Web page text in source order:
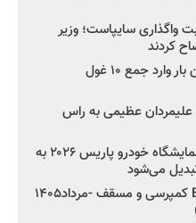
واگذاری سایپاست؛ وزیر
کردند
۳ خودروساز چینی برای نخستین بار وارد جمع ۱۰ غول
علیمردان عظیمی به راس
چینی‌ها به قلب اروپا رسیدند؛ نمایشگاه خودرو پاریس ۲۰۲۶ به
می‌شود
شروع فروش اقساطی زامیاد EX کمپرسی و مسقف -مرداد۱۴۰۵